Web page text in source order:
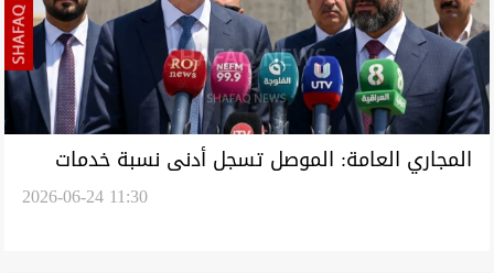
المجاري العامة: الموصل تسجل أدنى نسبة خدمات
2026-06-24 11:30